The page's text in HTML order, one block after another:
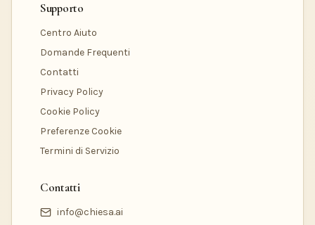
Supporto
Centro Aiuto
Domande Frequenti
Contatti
Privacy Policy
Cookie Policy
Preferenze Cookie
Termini di Servizio
Contatti
info@chiesa.ai